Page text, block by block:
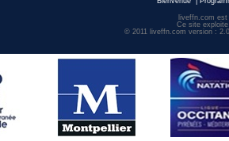
liveffn.com
Ce site
© 2011 liveffn.com version :